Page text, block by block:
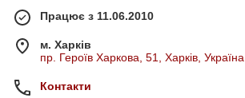
Працює з 11.06.2010
м. Харків
пр. Героїв Харкова, 51, Харків, Україна
Контакти